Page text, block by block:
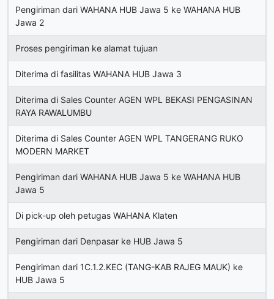
Pengiriman dari WAHANA HUB Jawa 5 ke WAHANA HUB
Jawa 2
Proses pengiriman ke alamat tujuan
Diterima di fasilitas WAHANA HUB Jawa 3
Diterima di Sales Counter AGEN WPL BEKASI PENGASINAN
RAYA RAWALUMBU
Diterima di Sales Counter AGEN WPL TANGERANG RUKO
MODERN MARKET
Pengiriman dari WAHANA HUB Jawa 5 ke WAHANA HUB
Jawa 5
Di pick-up oleh petugas WAHANA Klaten
Pengiriman dari Denpasar ke HUB Jawa 5
Pengiriman dari 1C.1.2.KEC (TANG-KAB RAJEG MAUK) ke
HUB Jawa 5